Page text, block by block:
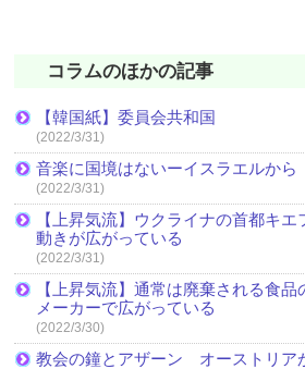
コラムのほかの記事
【韓国紙】委員会共和国
(2022/3/31)
音楽に国境はないーイスラエルから
(2022/3/31)
【上昇気流】ウクライナの首都キ
動きが広がっている
(2022/3/31)
【上昇気流】通常は廃棄される食
メーカーで広がっている
(2022/3/30)
教会の鐘とアザーン オーストリア